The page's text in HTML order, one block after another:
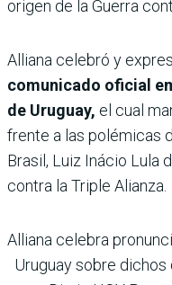
origen de la Guerra
Alliana celebró y
comunicado oficial
de Uruguay, el cual
frente a las polémicas
Brasil, Luiz Inácio Lula
contra la Triple Alianza.
Alliana celebra
Uruguay sobre dichos